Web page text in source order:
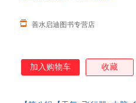
善水启迪图书专营店
加入购物车 收藏